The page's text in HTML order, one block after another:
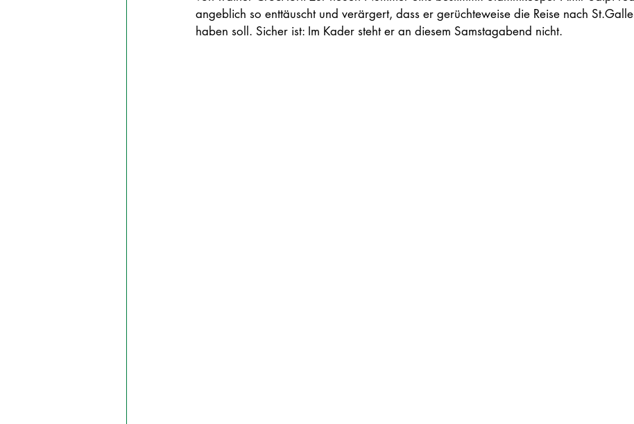
angeblich so enttäuscht und verärgert, dass er gerüchteweise die Reise nach
haben soll. Sicher ist: Im Kader steht er an diesem Samstagabend nicht.